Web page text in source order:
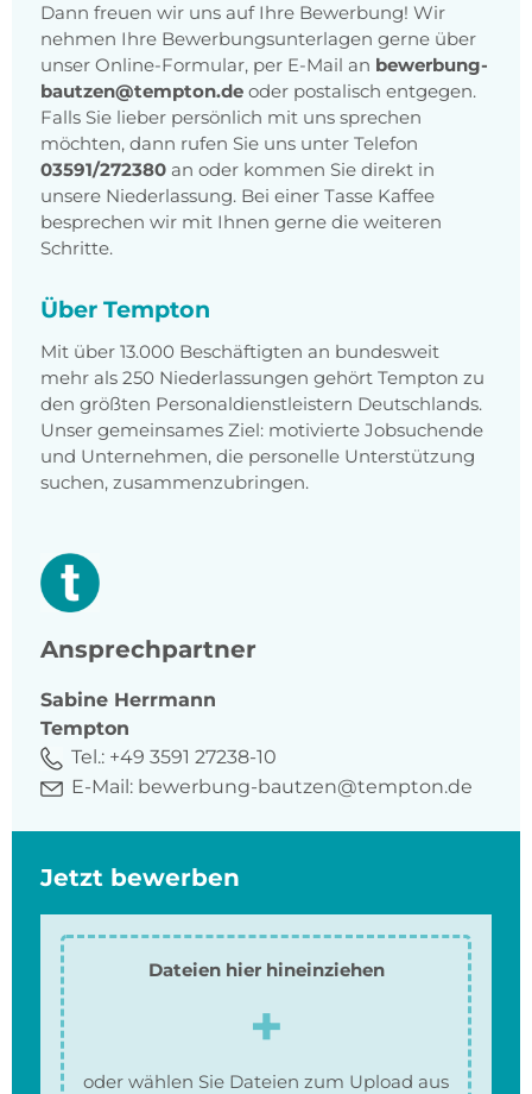
Dann freuen wir uns auf Ihre Bewerbung! Wir
nehmen Ihre Bewerbungsunterlagen gerne über
unser Online-Formular, per E-Mail an bewerbung-
bautzen@tempton.de oder postalisch entgegen.
Falls Sie lieber persönlich mit uns sprechen
möchten, dann rufen Sie uns unter Telefon
03591/272380 an oder kommen Sie direkt in
unsere Niederlassung. Bei einer Tasse Kaffee
besprechen wir mit Ihnen gerne die weiteren
Schritte.
Über Tempton
Mit über 13.000 Beschäftigten an bundesweit
mehr als 250 Niederlassungen gehört Tempton zu
den größten Personaldienstleistern Deutschlands.
Unser gemeinsames Ziel: motivierte Jobsuchende
und Unternehmen, die personelle Unterstützung
suchen, zusammenzubringen.
Ansprechpartner
Sabine Herrmann
Tempton
Tel.: +49 3591 27238-10
E-Mail: bewerbung-bautzen@tempton.de
Jetzt bewerben
Dateien hier hineinziehen
oder wählen Sie Dateien zum Upload aus